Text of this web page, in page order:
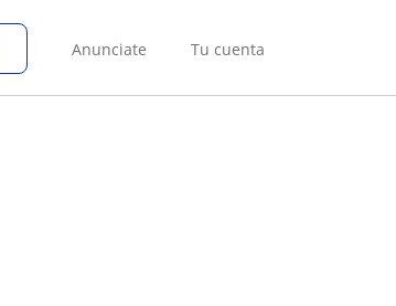
Anunciate Tu cuenta